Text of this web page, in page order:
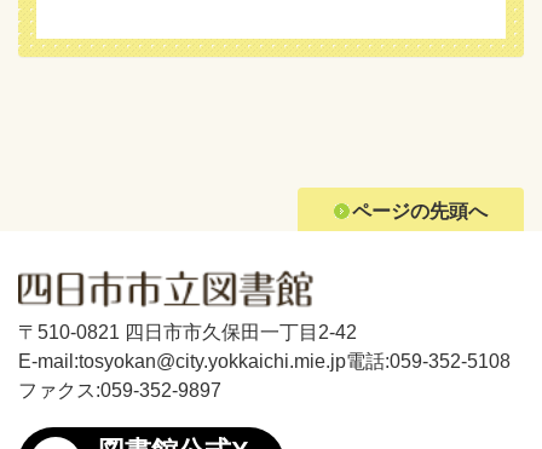
ページの先頭へ
〒510-0821 四日市市久保田一丁目2-42
E-mail:tosyokan@city.yokkaichi.mie.jp電話:059-352-5108
ファクス:059-352-9897